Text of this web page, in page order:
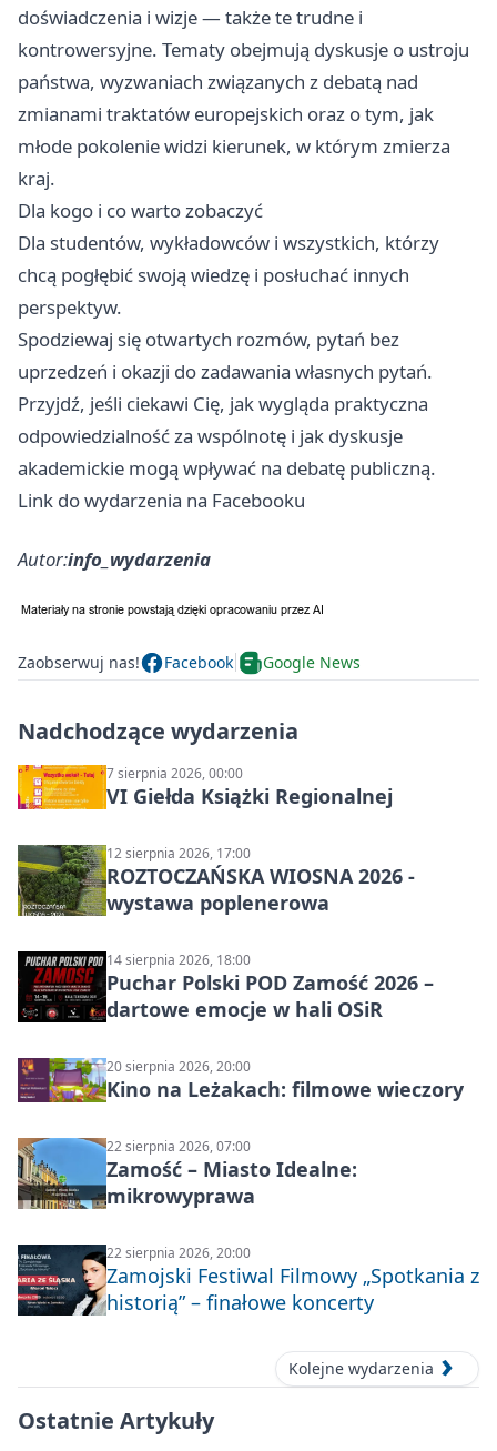
doświadczenia i wizje — także te trudne i
kontrowersyjne. Tematy obejmują dyskusje o ustroju
państwa, wyzwaniach związanych z debatą nad
zmianami traktatów europejskich oraz o tym, jak
młode pokolenie widzi kierunek, w którym zmierza
kraj.
Dla kogo i co warto zobaczyć
Dla studentów, wykładowców i wszystkich, którzy
chcą pogłębić swoją wiedzę i posłuchać innych
perspektyw.
Spodziewaj się otwartych rozmów, pytań bez
uprzedzeń i okazji do zadawania własnych pytań.
Przyjdź, jeśli ciekawi Cię, jak wygląda praktyczna
odpowiedzialność za wspólnotę i jak dyskusje
akademickie mogą wpływać na debatę publiczną.
Link do wydarzenia na Facebooku
Autor:info_wydarzenia
Zaobserwuj nas! Facebook Google News
Nadchodzące wydarzenia
7 sierpnia 2026, 00:00
VI Giełda Książki Regionalnej
12 sierpnia 2026, 17:00
ROZTOCZAŃSKA WIOSNA 2026 -
wystawa poplenerowa
14 sierpnia 2026, 18:00
Puchar Polski POD Zamość 2026 –
dartowe emocje w hali OSiR
20 sierpnia 2026, 20:00
Kino na Leżakach: filmowe wieczory
22 sierpnia 2026, 07:00
Zamość – Miasto Idealne:
mikrowyprawa
22 sierpnia 2026, 20:00
Zamojski Festiwal Filmowy „Spotkania z
historią” – finałowe koncerty
Kolejne wydarzenia
Ostatnie Artykuły